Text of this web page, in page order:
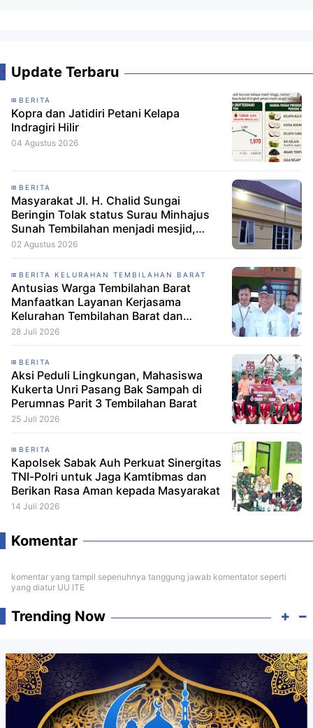
Update Terbaru
BERITA
Kopra dan Jatidiri Petani Kelapa
Indragiri Hilir
04 Agustus 2026
BERITA
Masyarakat Jl. H. Chalid Sungai
Beringin Tolak status Surau Minhajus
Sunah Tembilahan menjadi mesjid,
Diduga Mengusung Aliran Anti-Aswaja
02 Agustus 2026
BERITA KELURAHAN TEMBILAHAN BARAT
Antusias Warga Tembilahan Barat
Manfaatkan Layanan Kerjasama
Kelurahan Tembilahan Barat dan
Disdukcapil Inhil
28 Juli 2026
BERITA
Aksi Peduli Lingkungan, Mahasiswa
Kukerta Unri Pasang Bak Sampah di
Perumnas Parit 3 Tembilahan Barat
25 Juli 2026
BERITA
Kapolsek Sabak Auh Perkuat Sinergitas
TNI-Polri untuk Jaga Kamtibmas dan
Berikan Rasa Aman kepada Masyarakat
14 Juli 2026
Komentar
komentar yang tampil sepenuhnya tanggung jawab komentator seperti
yang diatur UU ITE
Trending Now